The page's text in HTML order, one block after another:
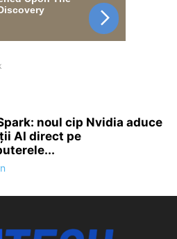
noul cip Nvidia aduce
AI direct pe